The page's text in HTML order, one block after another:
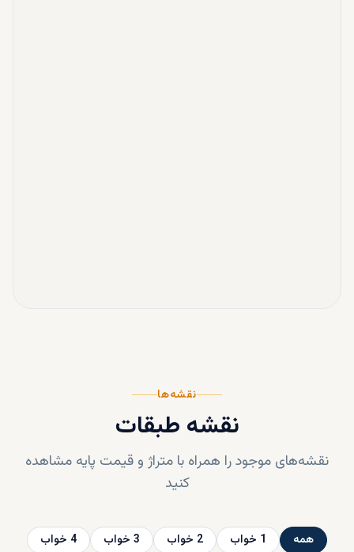
نقشه‌ها
نقشه طبقات
نقشه‌های موجود را همراه با متراژ و قیمت پایه مشاهده
کنید
همه 1 خواب 2 خواب 3 خواب 4 خواب